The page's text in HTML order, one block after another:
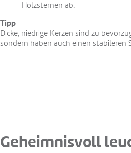
Holzsternen ab.
Tipp
Dicke, niedrige Kerzen sind zu
sondern haben auch einen stabileren
Geheimnisvoll